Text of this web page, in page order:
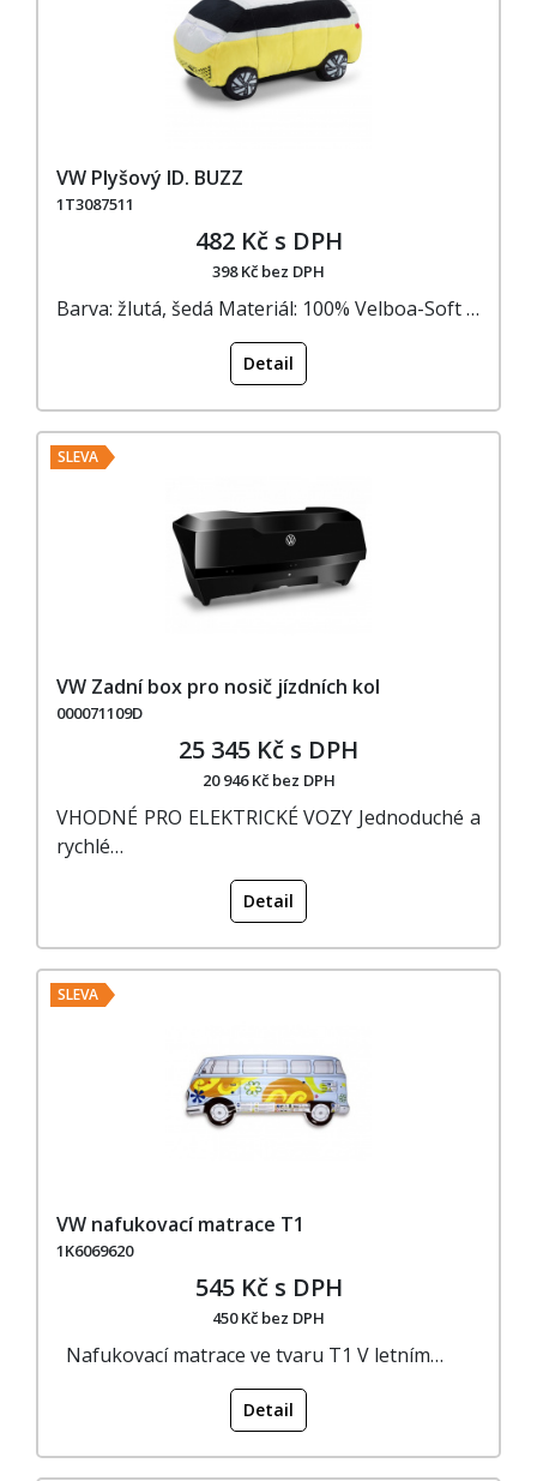
VW Plyšový ID. BUZZ
1T3087511
482 Kč s DPH
398 Kč bez DPH
Barva: žlutá, šedá Materiál: 100% Velboa-Soft …
Detail
SLEVA
VW Zadní box pro nosič jízdních kol
000071109D
25 345 Kč s DPH
20 946 Kč bez DPH
VHODNÉ PRO ELEKTRICKÉ VOZY Jednoduché a
rychlé…
Detail
SLEVA
VW nafukovací matrace T1
1K6069620
545 Kč s DPH
450 Kč bez DPH
Nafukovací matrace ve tvaru T1 V letním…
Detail